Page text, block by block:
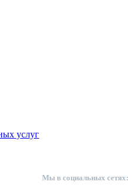
услуг
Мы в социальных сетях: